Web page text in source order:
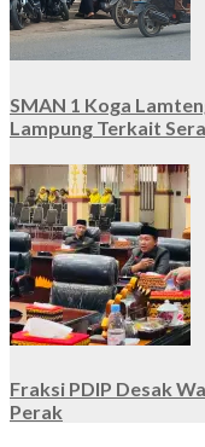
SMAN 1 Koga
Lampung Terkait
Fraksi PDIP Desak
Perak